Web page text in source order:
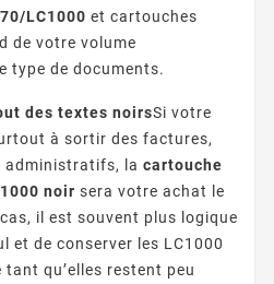
LC1000 et cartouches
de votre volume
type de documents.
des textes noirsSi votre
à sortir des factures,
administratifs, la cartouche
noir sera votre achat le
il est souvent plus logique
et de conserver les LC1000
qu’elles restent peu